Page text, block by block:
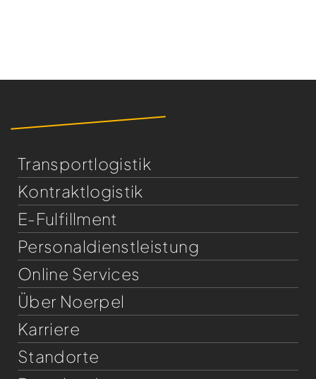
Transportlogistik
Kontraktlogistik
E-Fulfillment
Personaldienst­leistung
Online Services
Über Noerpel
Karriere
Standorte